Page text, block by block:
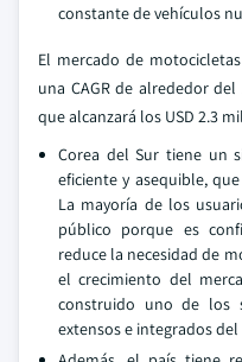
constante de vehículos
El mercado de
una CAGR de alrededor
que alcanzará los USD 2.3
Corea del Sur tiene un
eficiente y asequible,
La mayoría de los
público porque es
reduce la necesidad de
el crecimiento del
construido uno de los
extensos e integrados